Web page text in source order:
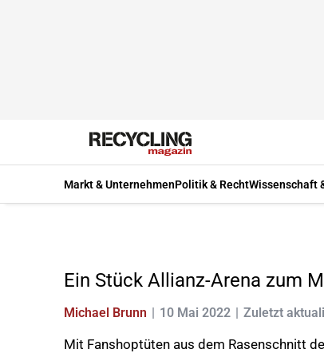
Markt & UnternehmenPolitik & RechtWissenschaft
Ein Stück Allianz-Arena zum
Michael Brunn 10 Mai 2022 Zuletzt
Mit Fanshoptüten aus dem Rasenschnitt